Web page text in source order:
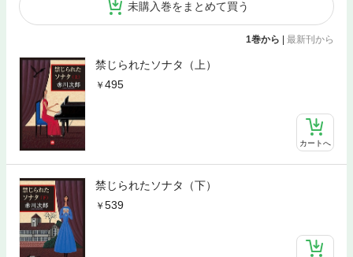
未購入巻をまとめて買う
1巻から | 最新刊から
禁じられたソナタ（上）
495
カートへ
禁じられたソナタ（下）
539